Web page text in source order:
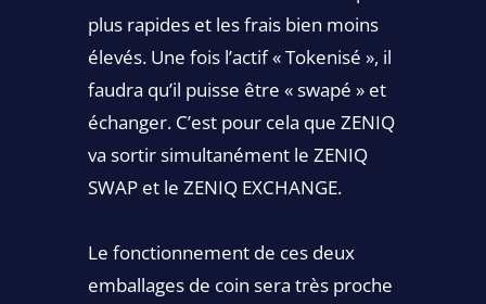
plus rapides et les frais bien moins
élevés. Une fois l’actif « Tokenisé », il
faudra qu’il puisse être « swapé » et
échanger. C’est pour cela que ZENIQ
va sortir simultanément le ZENIQ
SWAP et le ZENIQ EXCHANGE.
Le fonctionnement de ces deux
emballages de coin sera très proche